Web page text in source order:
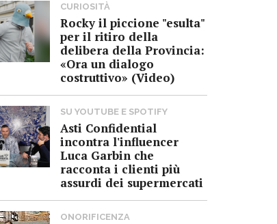
CURIOSITÀ
Rocky il piccione "esulta"
per il ritiro della
delibera della Provincia:
«Ora un dialogo
costruttivo» (Video)
SU YOUTUBE E SPOTIFY
Asti Confidential
incontra l'influencer
Luca Garbin che
racconta i clienti più
assurdi dei supermercati
ONORIFICENZA